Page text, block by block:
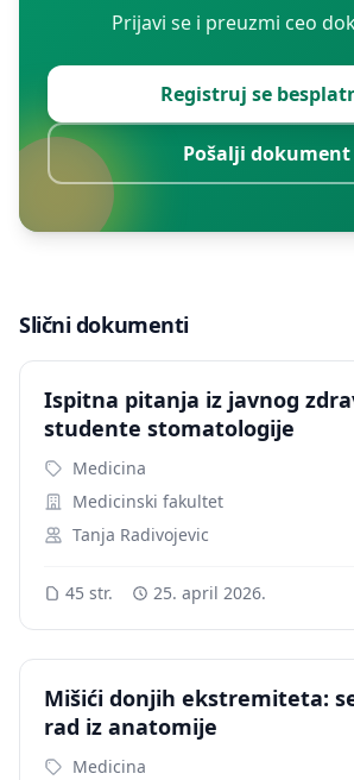
Prijavi se i preuzmi ceo
Registruj se
Pošalji dokument
Slični dokumenti
Ispitna pitanja iz javnog
studente stomatologije
Medicina
Medicinski fakultet
Tanja Radivojevic
45 str. 25. april 2026.
Mišići donjih ekstremiteta:
rad iz anatomije
Medicina